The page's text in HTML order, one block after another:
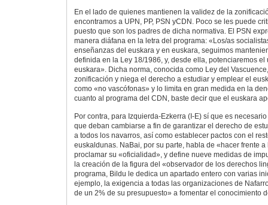
En el lado de quienes mantienen la validez de la
encontramos a UPN, PP, PSN yCDN. Poco se les puede
puesto que son los padres de dicha normativa. El PSN
manera diáfana en la letra del programa: «Los/as
enseñanzas del euskara y en euskara, seguimos
definida en la Ley 18/1986, y, desde ella, potenciaremos
euskara». Dicha norma, conocida como Ley del
zonificación y niega el derecho a estudiar y emplear el
como «no vascófonas» y lo limita en gran medida en la
cuanto al programa del CDN, baste decir que el euskara
Por contra, para Izquierda-Ezkerra (I-E) sí que es
que deban cambiarse a fin de garantizar el derecho de
a todos los navarros, así como establecer pactos con el
euskaldunas. NaBai, por su parte, habla de «hacer frente
proclamar su «oficialidad», y define nueve medidas de
la creación de la figura del «observador de los derechos
programa, Bildu le dedica un apartado entero con varias
ejemplo, la exigencia a todas las organizaciones de
de un 2% de su presupuesto» a fomentar el conocimiento